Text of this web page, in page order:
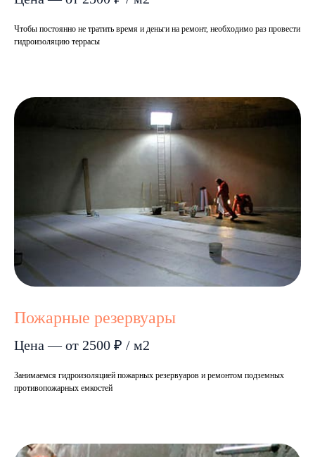
Чтобы постоянно не тратить время и деньги на ремонт, необходимо раз провести
гидроизоляцию террасы
Пожарные резервуары
Цена — от 2500 ₽ / м2
Занимаемся гидроизоляцией пожарных резервуаров и ремонтом подземных
противопожарных емкостей